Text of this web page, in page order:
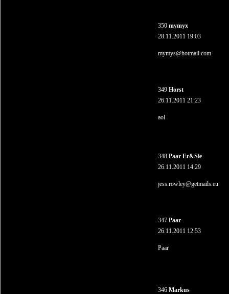
350 mymyx
28.11.2011 19:03
mymys@hotmail.com
349 Horst
26.11.2011 21:23
aol
348 Paar Er&Sie
26.11.2011 14:29
jess.rowley@getmails.eu
347 Paar
26.11.2011 12:53
Paar
346 Markus